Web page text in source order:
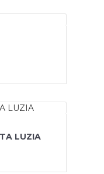
LUZIA